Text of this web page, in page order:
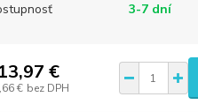
3-7 dní
€
€ bez DPH